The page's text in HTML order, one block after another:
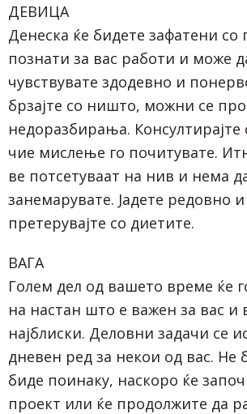
ДЕВИЦА
Денеска ќе бидете зафатени со
познати за вас работи и може
чувствувате здодевно и
брзајте со ништо, можни се
недоразбирања. Консултирајте
чие мислење го почитувате.
ве потсетуваат на нив и нема
занемарувате. Јадете редовно
претерувајте со диетите.
ВАГА
Голем дел од вашето време ќе
на настан што е важен за вас и
најблиски. Деловни задачи се
дневен ред за некои од вас. Не
биде поинаку, наскоро ќе
проект или ќе продолжите да